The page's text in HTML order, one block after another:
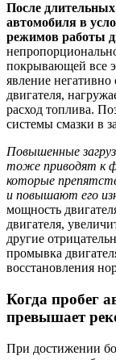
После
автомобиля в
режимов работы
покрывающей все
явление
двигателя,
расход топлива.
системы смазки в
Повышенные
тоже приводят к
которые
и повышают его
мощность
двигателя,
другие
промывка
восстановления
Когда пробег
превышает
При достижении